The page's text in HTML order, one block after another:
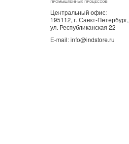
Центральный офис:
195112, г. Санкт-Петербург,
ул. Республиканская 22
E-mail: info@indstore.ru